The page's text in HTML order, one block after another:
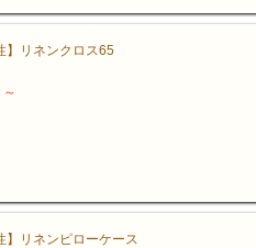
ル
】リネンクロス65
～
】リネンピローケース